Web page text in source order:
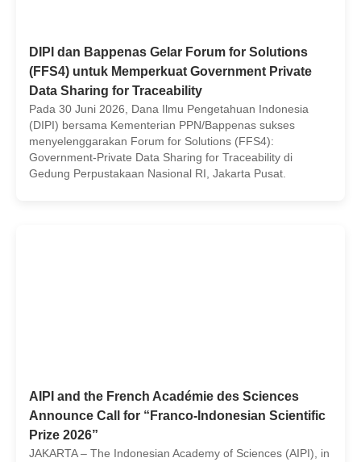
DIPI dan Bappenas Gelar Forum for Solutions
(FFS4) untuk Memperkuat Government Private
Data Sharing for Traceability
Pada 30 Juni 2026, Dana Ilmu Pengetahuan Indonesia
(DIPI) bersama Kementerian PPN/Bappenas sukses
menyelenggarakan Forum for Solutions (FFS4):
Government-Private Data Sharing for Traceability di
Gedung Perpustakaan Nasional RI, Jakarta Pusat.
AIPI and the French Académie des Sciences
Announce Call for “Franco-Indonesian Scientific
Prize 2026”
JAKARTA – The Indonesian Academy of Sciences (AIPI), in